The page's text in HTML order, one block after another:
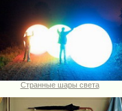
Странные шары света